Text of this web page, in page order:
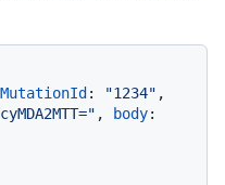
: "1234"
, body: